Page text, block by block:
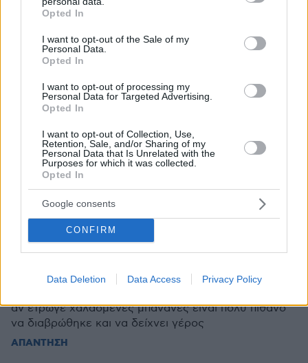
grant or deny consent to Google and its third-party tags to
use your data for below specified purposes in below Google
consent section.
Opted In
I want to opt-out of the Sale of my
Personal Data.
Opted In
I want to opt-out of processing my
Personal Data for Targeted Advertising.
Opted In
I want to opt-out of Collection, Use,
Retention, Sale, and/or Sharing of my
Personal Data that Is Unrelated with the
Purposes for which it was collected.
Opted In
Google consents
CONFIRM
Data Deletion Data Access Privacy Policy
ΑΠΑΝΤΗΣΗ
26.09.2024, 23:47
άφηνα.
ΑΠΑΝΤΗΣΗ
Μιχάλης
26.09.2024, 23:27
ΑΠΑΝΤΗΣΗ
Ειδικος
αν έτρωγε χαλασμένες μπανάνες είναι πολύ πιθανό
να διαβρώθηκε και να δείχνει γέρος
ΑΠΑΝΤΗΣΗ